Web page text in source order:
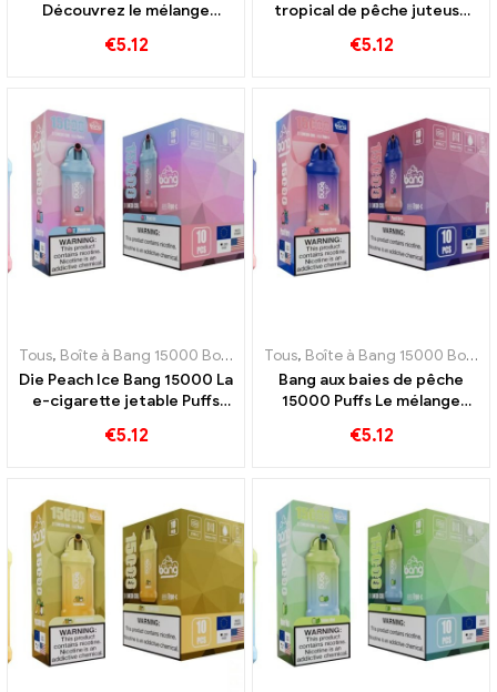
Découvrez le mélange
noix de coco crémeuse
€5.12
tropical de pêche juteuse
la e-cigarette jetable Bang
€5.12
Tous, Boîte à Bang 15000 Bouffée ,E-cigarettes jetables Suède,E-
Die Peach Ice Bang 15000 La
e-cigarette jetable Puffs
la fraîcheur rafraîchissante
€5.12
Tous, Boîte à Bang 15000 Bouffée
Bang aux baies de pêche
15000 Puffs Le mélange
baies
€5.12